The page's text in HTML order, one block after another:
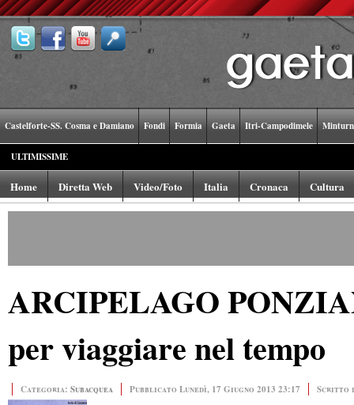
Castelforte-SS. Cosma e Damiano Fondi Formia Gaeta Itri-Campodimele
ULTIMISSIME
Home Diretta Web Video/Foto Italia Cronaca Cultura
ARCIPELAGO
per viaggiare nel tempo
Categoria: Subacquea Pubblicato Lunedì, 17 Giugno 2013 23:17 Scritto